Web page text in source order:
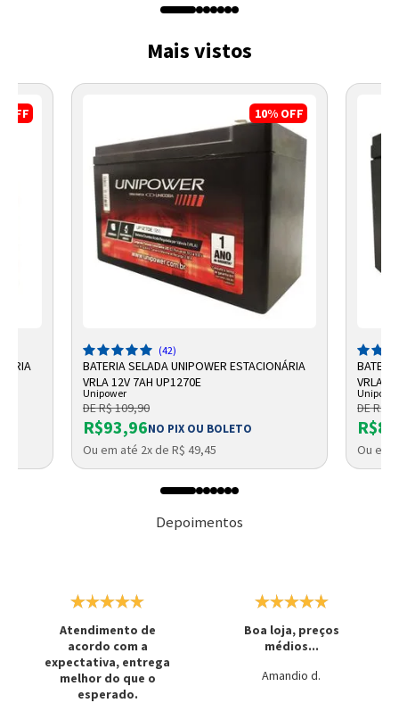
Mais vistos
OFF 10% OFF
(42)
BATERIA SELADA UNIPOWER ESTACIONÁRIA
VRLA 12V 7AH UP1270E
Unipower
DE R$ 109,90
R$93,96NO PIX OU BOLETO
Ou em até 2x de R$ 49,45
VRLA
DE R$
Ou em
Depoimentos
Atendimento de
acordo com a
expectativa, entrega
melhor do que o
esperado.
Boa loja, preços
médios...
Amandio d.